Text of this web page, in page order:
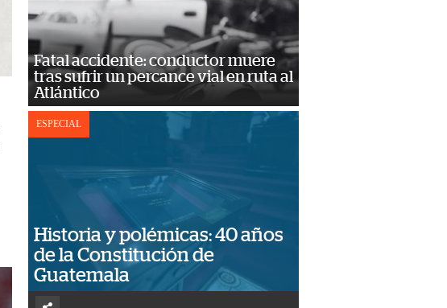
Fatal accidente: conductor muere
tras sufrir un percance vial en ruta al
Atlántico
ESPECIAL
Historia y polémicas: 40 años
de la Constitución de
Guatemala